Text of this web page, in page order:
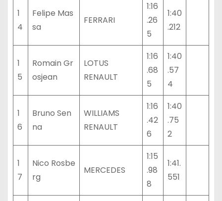
1
4
Felipe Mas
sa
FERRARI
1:16
.26
5
1:40
.212
1
5
Romain Gr
osjean
LOTUS
RENAULT
1:16
.68
5
1:40
.57
4
1
6
Bruno Sen
na
WILLIAMS
RENAULT
1:16
.42
6
1:40
.75
2
1
7
Nico Rosbe
rg
MERCEDES
1:15
.98
8
1:41.
551